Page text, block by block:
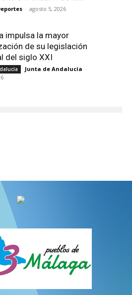
- agosto 5, 2026
impulsa la mayor
de su legislación
del siglo XXI
Junta de Andalucía -